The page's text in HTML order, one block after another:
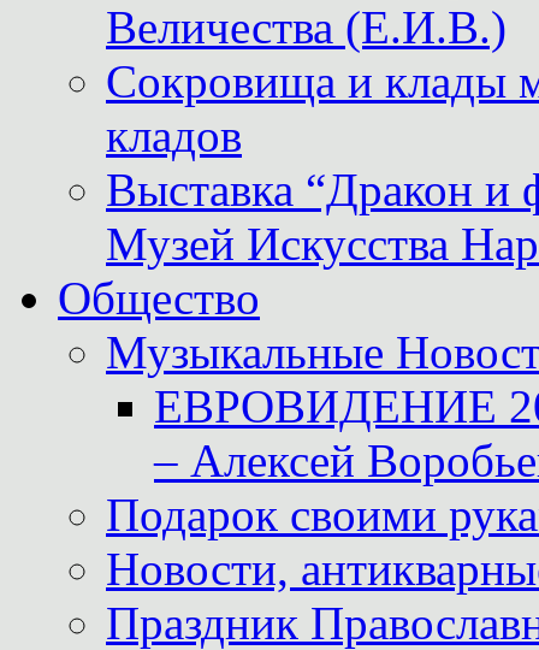
Величества (Е.И.В.)
Сокровища и клады
кладов
Выставка “Дракон и
Музей Искусства
Общество
Музыкальные
ЕВРОВИДЕНИЕ
– Алексей
Подарок своими
Новости,
Праздник